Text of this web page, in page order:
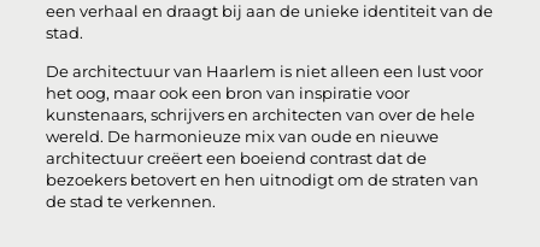
een verhaal en draagt bij aan de unieke identiteit van de
stad.
De architectuur van Haarlem is niet alleen een lust voor
het oog, maar ook een bron van inspiratie voor
kunstenaars, schrijvers en architecten van over de hele
wereld. De harmonieuze mix van oude en nieuwe
architectuur creëert een boeiend contrast dat de
bezoekers betovert en hen uitnodigt om de straten van
de stad te verkennen.